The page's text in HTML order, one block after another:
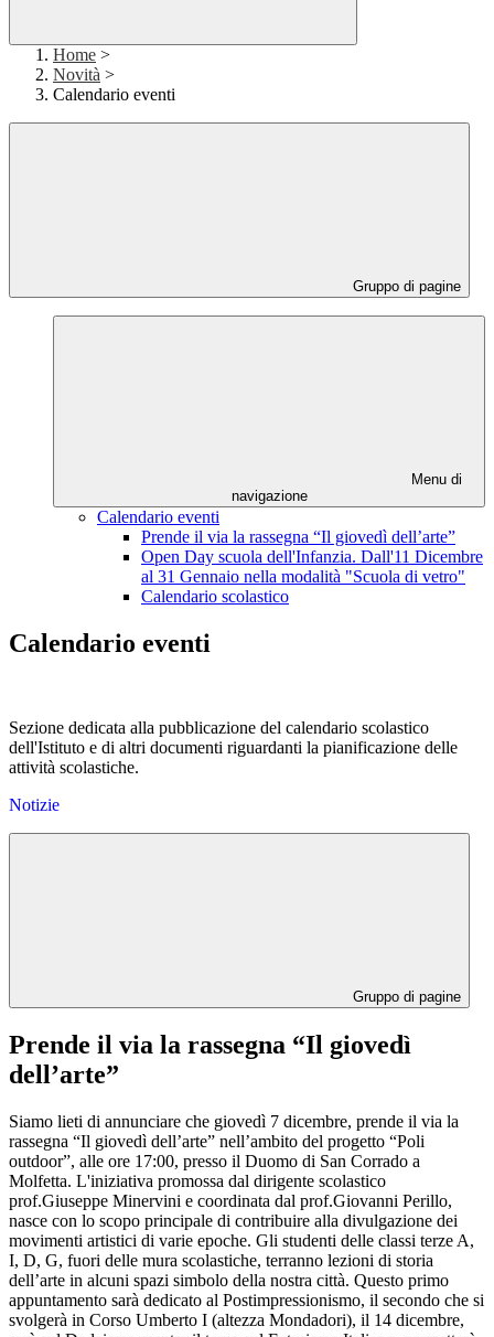
Home >
Novità >
Calendario eventi
Gruppo di pagine
Menu di
navigazione
Calendario eventi
Prende il via la rassegna “Il giovedì dell’arte”
Open Day scuola dell'Infanzia. Dall'11 Dicembre
al 31 Gennaio nella modalità "Scuola di vetro"
Calendario scolastico
Calendario eventi
Sezione dedicata alla pubblicazione del calendario scolastico
dell'Istituto e di altri documenti riguardanti la pianificazione delle
attività scolastiche.
Notizie
Gruppo di pagine
Prende il via la rassegna “Il giovedì
dell’arte”
Siamo lieti di annunciare che giovedì 7 dicembre, prende il via la
rassegna “Il giovedì dell’arte” nell’ambito del progetto “Poli
outdoor”, alle ore 17:00, presso il Duomo di San Corrado a
Molfetta. L'iniziativa promossa dal dirigente scolastico
prof.Giuseppe Minervini e coordinata dal prof.Giovanni Perillo,
nasce con lo scopo principale di contribuire alla divulgazione dei
movimenti artistici di varie epoche. Gli studenti delle classi terze A,
I, D, G, fuori delle mura scolastiche, terranno lezioni di storia
dell’arte in alcuni spazi simbolo della nostra città. Questo primo
appuntamento sarà dedicato al Postimpressionismo, il secondo che si
svolgerà in Corso Umberto I (altezza Mondadori), il 14 dicembre,